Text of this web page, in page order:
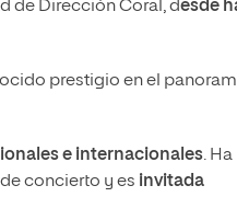
de Dirección Coral, desde
prestigio en el
e internacionales. Ha
concierto y es invitada